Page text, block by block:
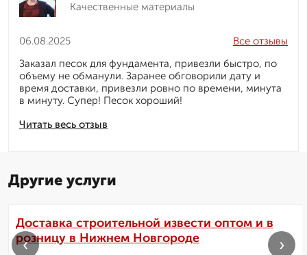
Качественные материалы
06.08.2025
Читать весь отзыв
Все отзывы
Заказал песок для фундамента, привезли быстро, по
объему не обманули. Заранее обговорили дату и
время доставки, привезли ровно по времени, минута
в минуту. Супер! Песок хороший!
Другие услуги
Доставка строительной извести оптом и в
розницу в Нижнем Новгороде
‹ ›